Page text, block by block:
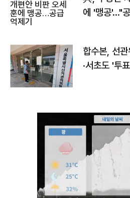
에 '맹공'…"
합수본, 선
·서초도 '투